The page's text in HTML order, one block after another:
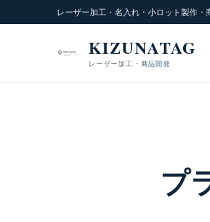
レーザー加工・名入れ・小ロット製作・
KIZUNATAG
レーザー加工・商品開発
プ